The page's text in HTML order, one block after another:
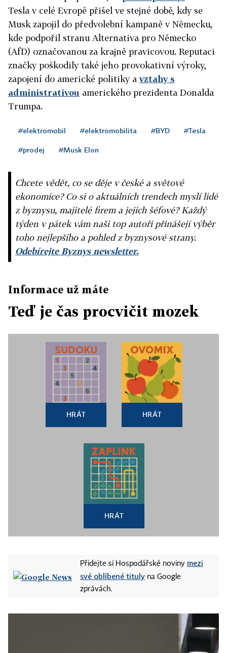
Tesla v celé Evropě přišel ve stejné době, kdy se
Musk zapojil do předvolební kampaně v Německu,
kde podpořil stranu Alternativa pro Německo
(AfD) označovanou za krajně pravicovou. Reputaci
značky poškodily také jeho provokativní výroky,
zapojení do americké politiky avztahy s
administrativou amerického prezidenta Donalda
Trumpa.
#elektromobil #elektromobilita #BYD #Tesla
#prodej #Musk Elon
Chcete vědět, co se děje v české a světové
ekonomice? Co si o aktuálních trendech myslí lidé
z byznysu, majitelé firem a jejich šéfové? Každý
týden v pátek vám naši top autoři přinášejí výběr
toho nejlepšího a pohled z byznysové strany.
Odebírejte Byznys newsletter.
Informace už máte
Teď je čas procvičit mozek
HRÁT HRÁT
HRÁT
Přidejte si Hospodářské noviny mezi
své oblíbené tituly na Google
zprávách.